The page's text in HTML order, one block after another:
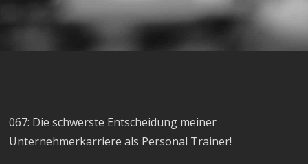
RSS FEED
067: Die schwerste Entscheidung meiner
Unternehmerkarriere als Personal Trainer!